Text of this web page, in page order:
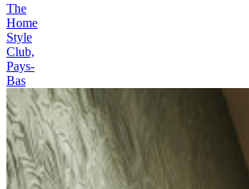
The
Home
Style
Club,
Pays-
Bas